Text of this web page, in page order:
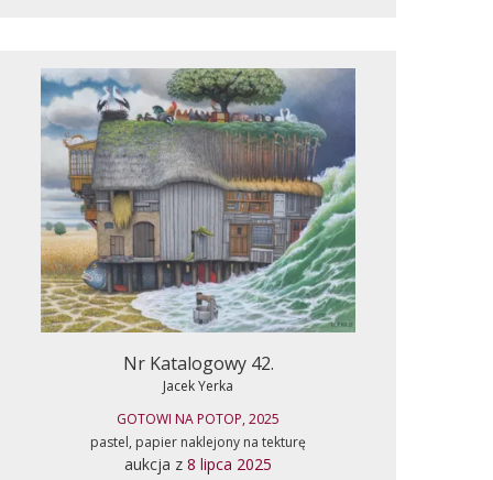
Nr Katalogowy 42.
Jacek Yerka
GOTOWI NA POTOP, 2025
pastel, papier naklejony na tekturę
aukcja z 8 lipca 2025